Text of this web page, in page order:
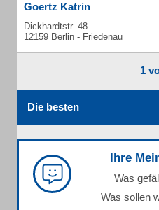
Goertz Katrin
Dickhardtstr. 48
12159 Berlin - Friedenau
1
Die besten
Ihre
Was
Was sollen